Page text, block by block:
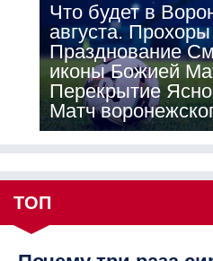
Что будет в
августа.
Празднование
иконы Божией
Перекрытие
Матч
ТОП